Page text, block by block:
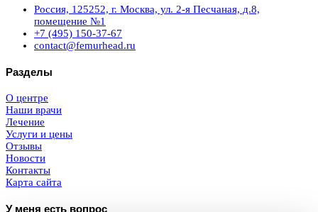
Россия, 125252, г. Москва, ул. 2-я Песчаная, д.8,
помещение №1
+7 (495) 150-37-67
contact@femurhead.ru
Разделы
О центре
Наши врачи
Лечение
Услуги и цены
Отзывы
Новости
Контакты
Карта сайта
У меня есть вопрос